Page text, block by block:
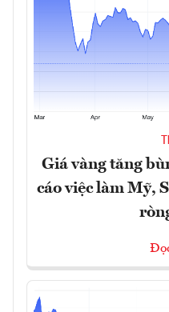
Giá vàng tăng
cáo việc làm Mỹ,